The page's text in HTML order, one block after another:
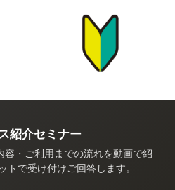
紹介セミナー
容・ご利用までの流れを動画で紹
トで受け付けご回答します。